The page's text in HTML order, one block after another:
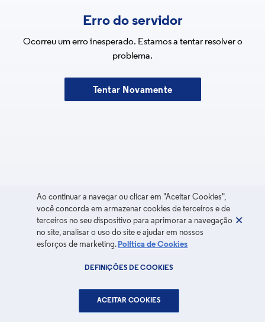
Erro do servidor
Ocorreu um erro inesperado. Estamos a tentar resolver o
problema.
Tentar Novamente
Ao continuar a navegar ou clicar em "Aceitar Cookies",
você concorda em armazenar cookies de terceiros e de
terceiros no seu dispositivo para aprimorar a navegação
no site, analisar o uso do site e ajudar em nossos
esforços de marketing. Política de Cookies
DEFINIÇÕES DE COOKIES
ACEITAR COOKIES